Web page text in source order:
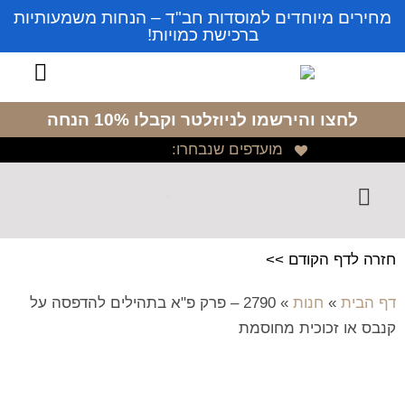
מחירים מיוחדים למוסדות חב"ד – הנחות משמעותיות
ברכישת כמויות!
לחצו והירשמו לניוזלטר וקבלו 10% הנחה
מועדפים שנבחרו:
חזרה לדף הקודם >>
דף הבית » חנות »
2790 – פרק פ"א בתהילים להדפסה על
קנבס או זכוכית מחוסמת